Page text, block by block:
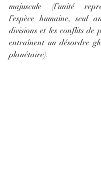
majuscule (l’unité
l’espèce humaine, seul
divisions et les conflits de
entraînent un désordre
planétaire).